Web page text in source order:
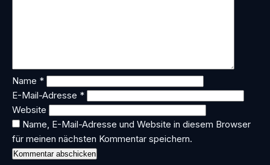
Name *
E-Mail-Adresse *
Website
Name, E-Mail-Adresse und Website in diesem Browser
für meinen nächsten Kommentar speichern.